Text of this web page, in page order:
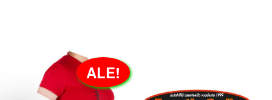
ALE!
tuotteella